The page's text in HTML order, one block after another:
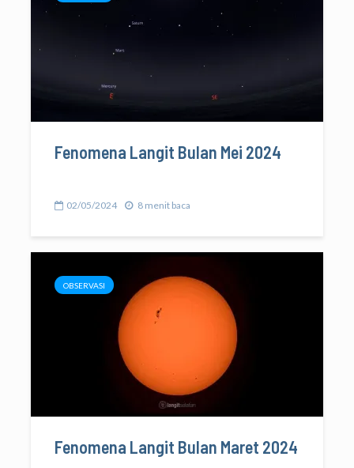
Fenomena Langit Bulan Mei 2024
02/05/2024 8 menit baca
OBSERVASI
Fenomena Langit Bulan Maret 2024